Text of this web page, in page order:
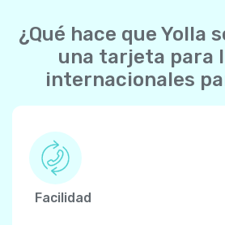
¿Qué hace que Yolla
una tarjeta para
internacionales
Facilidad